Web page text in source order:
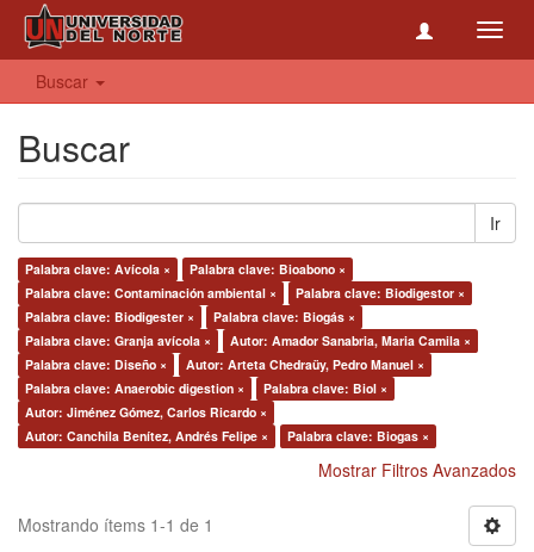
Buscar
Buscar
Ir
Palabra clave: Avícola ×
Palabra clave: Bioabono ×
Palabra clave: Contaminación ambiental ×
Palabra clave: Biodigestor ×
Palabra clave: Biodigester ×
Palabra clave: Biogás ×
Palabra clave: Granja avícola ×
Autor: Amador Sanabria, Maria Camila ×
Palabra clave: Diseño ×
Autor: Arteta Chedraüy, Pedro Manuel ×
Palabra clave: Anaerobic digestion ×
Palabra clave: Biol ×
Autor: Jiménez Gómez, Carlos Ricardo ×
Autor: Canchila Benítez, Andrés Felipe ×
Palabra clave: Biogas ×
Mostrar Filtros Avanzados
Mostrando ítems 1-1 de 1